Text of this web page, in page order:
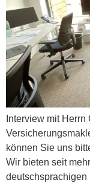
Interview mit
können Sie uns
Wir bieten seit
deutschsprachigen